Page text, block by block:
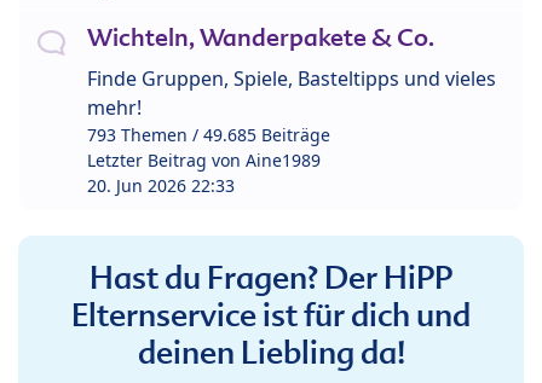
Wichteln, Wanderpakete & Co.
Finde Gruppen, Spiele, Basteltipps und vieles
mehr!
793 Themen / 49.685 Beiträge
Letzter Beitrag von Aine1989
20. Jun 2026 22:33
Hast du Fragen? Der HiPP
Elternservice ist für dich und
deinen Liebling da!